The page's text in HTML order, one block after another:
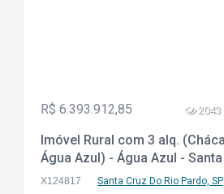
R$ 6.393.912,85 2043
Imóvel Rural com 3 alq.
Água Azul) - Água Azul - Santa
Cruz do Rio Pardo - SP
X124817 Santa Cruz Do Rio Pardo, SP